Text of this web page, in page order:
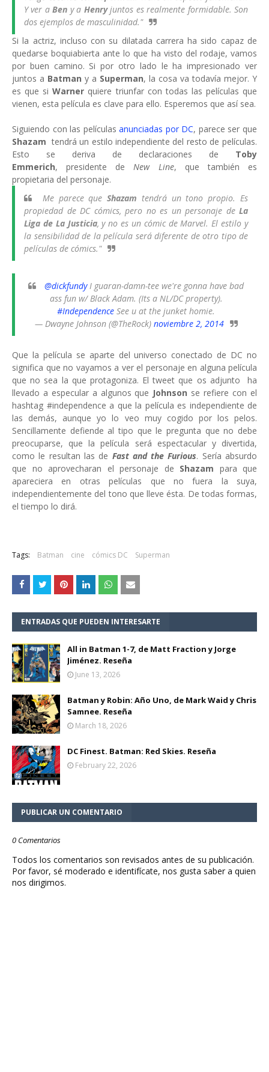
Y ver aBen y a Henryjuntos es realmente formidable. Son
dos ejemplos de masculinidad."
Si la actriz, incluso con su dilatada carrera ha sido capaz de
quedarse boquiabierta ante lo que ha visto del rodaje, vamos
por buen camino. Si por otro lado le ha impresionado ver
juntos a Batman y a Superman, la cosa va todavía mejor. Y
es que siWarner quiere triunfar con todas las películas que
vienen, esta película es clave para ello. Esperemos que así sea.
Siguiendo con las películasanunciadas por DC, parece ser que
Shazam tendrá un estilo independiente del resto de películas.
Esto se deriva de declaraciones de Toby
Emmerich, presidente de New Line, que también es
propietaria del personaje.
Me parece que Shazam tendrá un tono propio. Es
propiedad de DC cómics, pero no es un personaje de La
Liga de La Justicia, y no es un cómic de Marvel. El estilo y
la sensibilidad de la película será diferente de otro tipo de
películas de cómics."
@dickfundyI guaran-damn-tee we're gonna have bad
ass fun w/ Black Adam. (Its a NL/DC property).
#Independence See u at the junket homie.
— Dwayne Johnson (@TheRock) noviembre 2, 2014
Que la película se aparte del universo conectado de DC no
significa que no vayamos a ver el personaje en alguna película
que no sea la que protagoniza. El tweet que os adjunto ha
llevado a especular a algunos que Johnson se refiere con el
hashtag #independence a que la película es independiente de
las demás, aunque yo lo veo muy cogido por los pelos.
Sencillamente defiende al tipo que le pregunta que no debe
preocuparse, que la película será espectacular y divertida,
como le resultan las de Fast and the Furious. Sería absurdo
que no aprovecharan el personaje de Shazam para que
apareciera en otras películas que no fuera la suya,
independientemente del tono que lleve ésta. De todas formas,
el tiempo lo dirá.
Tags: Batman cine cómics DC Superman
ENTRADAS QUE PUEDEN INTERESARTE
All in Batman 1-7, de Matt Fraction y Jorge
Jiménez. Reseña
June 13, 2026
Batman y Robin: Año Uno, de Mark Waid y Chris
Samnee. Reseña
March 18, 2026
DC Finest. Batman: Red Skies. Reseña
February 22, 2026
PUBLICAR UN COMENTARIO
0 Comentarios
Todos los comentarios son revisados antes de su publicación.
Por favor, sé moderado e identifícate, nos gusta saber a quien
nos dirigimos.